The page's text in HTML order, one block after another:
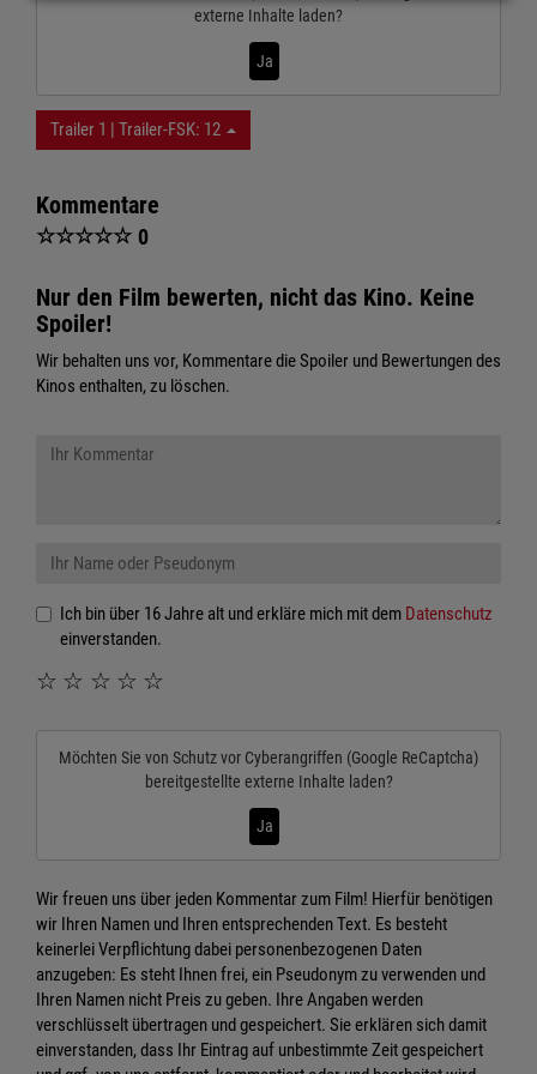
externe Inhalte laden?
Ja
Trailer 1 | Trailer-FSK: 12
Kommentare
☆☆☆☆☆ 0
Nur den Film bewerten, nicht das Kino. Keine
Spoiler!
Wir behalten uns vor, Kommentare die Spoiler und Bewertungen des
Kinos enthalten, zu löschen.
Ich bin über 16 Jahre alt und erkläre mich mit dem Datenschutz
einverstanden.
☆
☆
☆
☆
☆
Möchten Sie von Schutz vor Cyberangriffen (Google ReCaptcha)
bereitgestellte externe Inhalte laden?
Ja
Wir freuen uns über jeden Kommentar zum Film! Hierfür benötigen
wir Ihren Namen und Ihren entsprechenden Text. Es besteht
keinerlei Verpflichtung dabei personenbezogenen Daten
anzugeben: Es steht Ihnen frei, ein Pseudonym zu verwenden und
Ihren Namen nicht Preis zu geben. Ihre Angaben werden
verschlüsselt übertragen und gespeichert. Sie erklären sich damit
einverstanden, dass Ihr Eintrag auf unbestimmte Zeit gespeichert